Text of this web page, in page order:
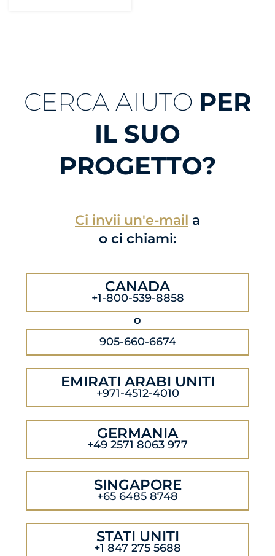
CERCA AIUTO PER
IL SUO
PROGETTO?
Ci invii un'e-mail a
o ci chiami:
CANADA
+1-800-539-8858
o
905-660-6674
EMIRATI ARABI UNITI
+971-4512-4010
GERMANIA
+49 2571 8063 977
SINGAPORE
+65 6485 8748
STATI UNITI
+1 847 275 5688